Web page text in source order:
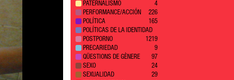
PATERNALISMO
4
PERFORMANCE/ACCIÓN
226
POLÍTICA
165
POLÍTICAS DE LA IDENTIDAD
19
POSTPORNO
12
PRECARIEDAD
9
QÜESTIONS DE GÈNERE
97
SEXO
24
SEXUALIDAD
29